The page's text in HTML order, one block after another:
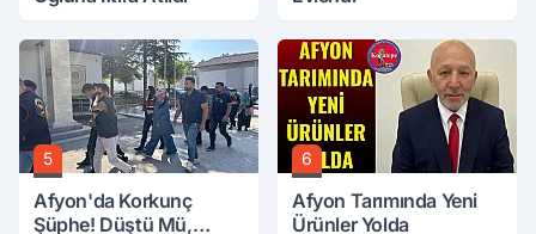
5
Afyon'da Korkunç
Şüphe! Düştü Mü,
6
Afyon Tarımında Yeni
Ürünler Yolda